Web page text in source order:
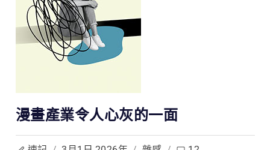
漫畫產業令人心灰的一面